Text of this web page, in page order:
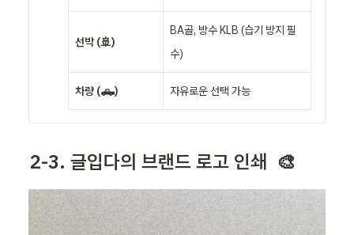
선박 (🚢)
BA골, 방수 KLB (습기 방지 필
수)
차량 (🛻) 자유로운 선택 가능
2-3. 글입다의 브랜드 로고 인쇄  🎨